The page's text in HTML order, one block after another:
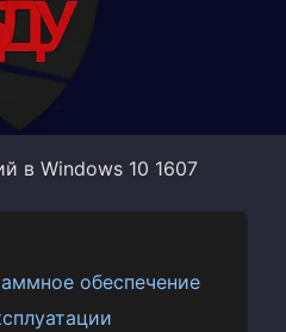
в Windows 10 1607
обеспечение